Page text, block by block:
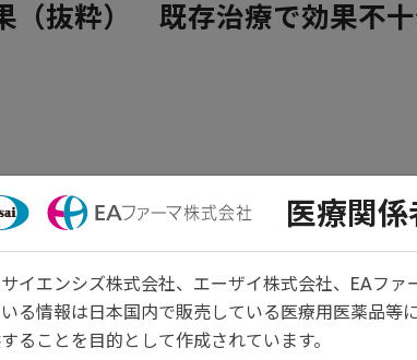
（抜粋） 既存治療で効果不
掲載しております。
セレカⓇの臨床的意義について記載しています。ご
医療関
イエンシズ株式会社、エーザイ株式会社、EAファ
る情報は日本国内で販売している医療用医薬品
ることを目的として作成されています。